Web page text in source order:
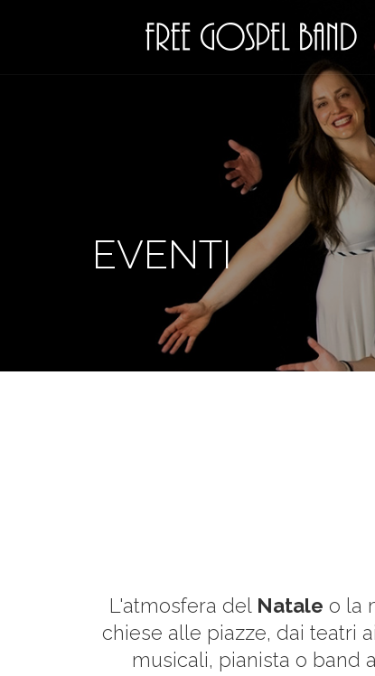
EVENTI
L'atmosfera del Natale o la
chiese alle piazze, dai teatri
musicali, pianista o band